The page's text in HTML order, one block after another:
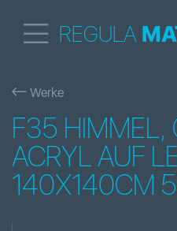
REGULA
Werke
F35 HIMMEL,
ACRYL AUF
140X140CM